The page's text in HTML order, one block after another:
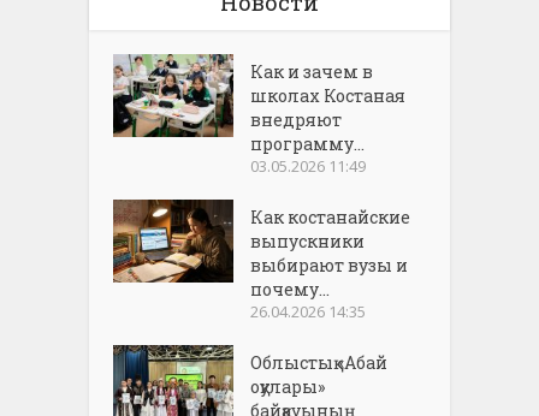
Как и зачем в
школах Костаная
внедряют
программу...
03.05.2026 11:49
Как костанайские
выпускники
выбирают вузы и
почему...
26.04.2026 14:35
Облыстық «Абай
оқулары»
байқауының